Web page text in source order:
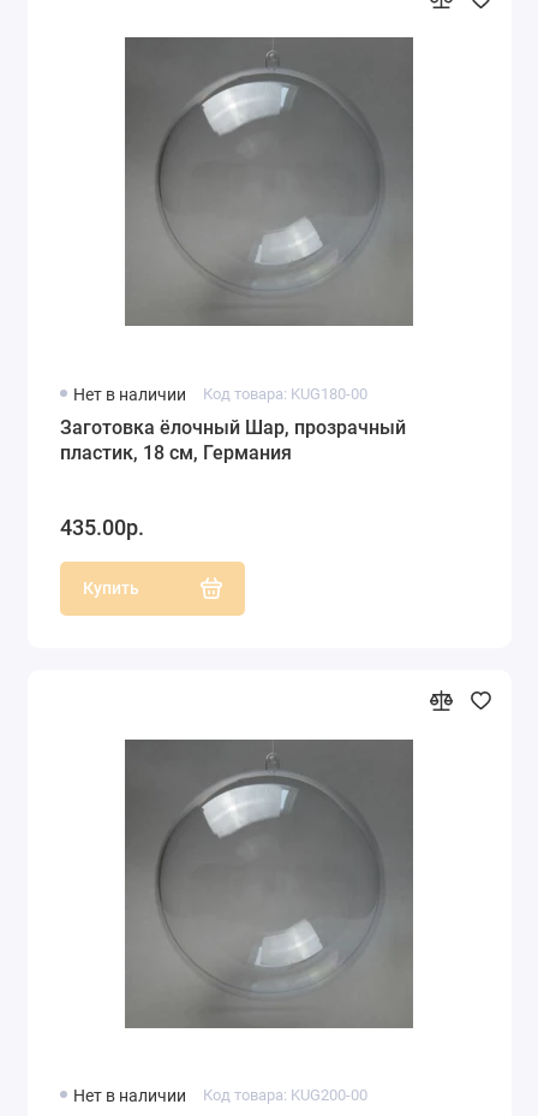
Нет в наличии Код товара: KUG180-00
Заготовка ёлочный Шар, прозрачный
пластик, 18 см, Германия
435.00р.
Купить
Нет в наличии Код товара: KUG200-00